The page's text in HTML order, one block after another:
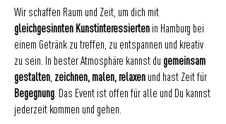
Wir schaffen Raum und Zeit, um dich mit
gleichgesinnten Kunstinteressierten in Hamburg bei
einem Getränk zu treffen, zu entspannen und kreativ
zu sein. In bester Atmosphäre kannst du gemeinsam
gestalten, zeichnen, malen, relaxen und hast Zeit für
Begegnung. Das Event ist offen für alle und Du kannst
jederzeit kommen und gehen.